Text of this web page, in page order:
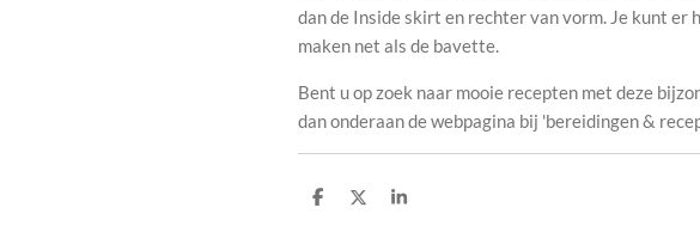
dan de Inside skirt en rechter van vorm. Je kunt er
maken net als de bavette.
Bent u op zoek naar mooie recepten met deze
dan onderaan de webpagina bij 'bereidingen &
D
D
S